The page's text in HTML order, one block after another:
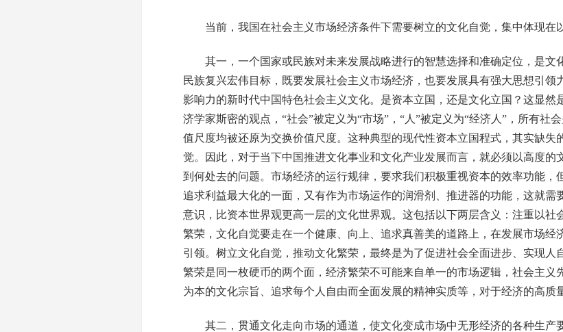
当前，我国在社会主义市场经济条件下需要树立的文化自觉，集中体现在
其一，一个国家或民族对未来发展战略进行的智慧选择和准确定位，是文
民族复兴宏伟目标，既要发展社会主义市场经济，也要发展具有强大思想引领
影响力的新时代中国特色社会主义文化。是资本立国，还是文化立国？这显然
济学家斯密的观点，“社会”被定义为“市场”，“人”被定义为“经济人”，所有社
值尺度均被还原为交换价值尺度。这种典型的现代性资本立国程式，其实缺失
觉。因此，对于当下中国推进文化事业和文化产业发展而言，就必须以高度的
到何处去的问题。市场经济的运行规律，要求我们积极重视资本的效率功能，
追求利益最大化的一面，又有作为市场运作的润滑剂、推进器的功能，这就需
意识，比资本世界观更高一层的文化世界观。这包括以下两层含义：注重以社
繁荣，文化自觉要走在一个健康、向上、追求真善美的道路上，在发展市场经
引领。树立文化自觉，推动文化繁荣，最终是为了促进社会全面进步、实现人
繁荣是同一枚硬币的两个面，经济繁荣不可能来自单一的市场逻辑，社会主义
为本的文化宗旨、追求每个人自由而全面发展的精神实质等，对于经济的高质
其二，贯通文化走向市场的通道，使文化变成市场中无形经济的各种生产